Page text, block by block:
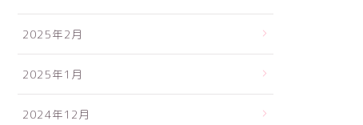
2025年2月
2025年1月
2024年12月